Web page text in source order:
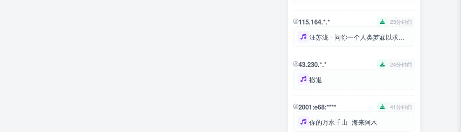
115.164.*.* 23分钟前
汪苏泷 - 问你一个人类梦寐以求的深奥问题
43.230.*.* 24分钟前
撤退
2001:e68:**** 41分钟前
你的万水千山--海来阿木